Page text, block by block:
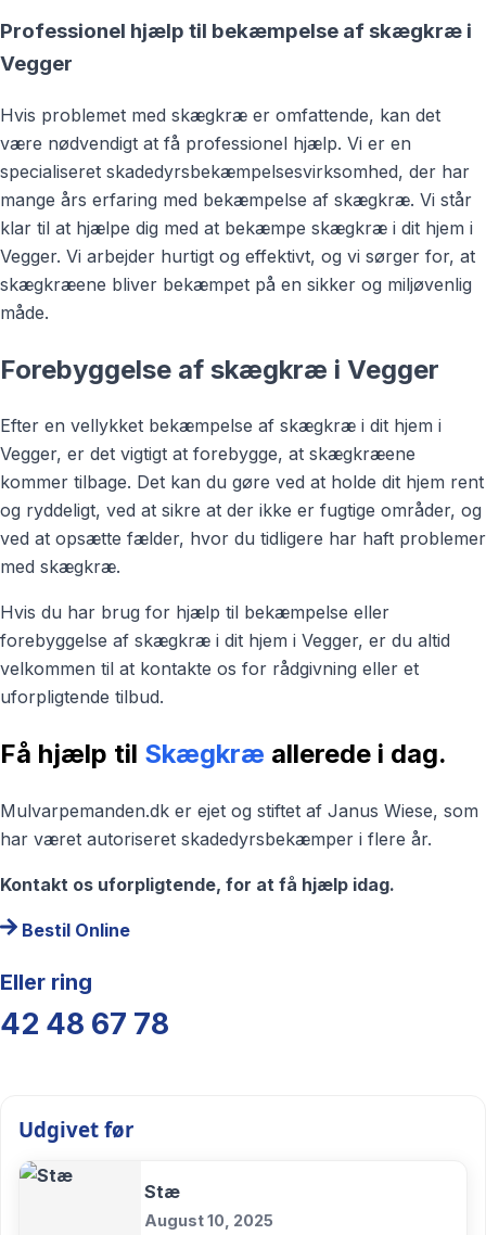
Professionel hjælp til bekæmpelse af skægkræ i
Vegger
Hvis problemet med skægkræ er omfattende, kan det
være nødvendigt at få professionel hjælp. Vi er en
specialiseret skadedyrsbekæmpelsesvirksomhed, der har
mange års erfaring med bekæmpelse af skægkræ. Vi står
klar til at hjælpe dig med at bekæmpe skægkræ i dit hjem i
Vegger. Vi arbejder hurtigt og effektivt, og vi sørger for, at
skægkræene bliver bekæmpet på en sikker og miljøvenlig
måde.
Forebyggelse af skægkræ i Vegger
Efter en vellykket bekæmpelse af skægkræ i dit hjem i
Vegger, er det vigtigt at forebygge, at skægkræene
kommer tilbage. Det kan du gøre ved at holde dit hjem rent
og ryddeligt, ved at sikre at der ikke er fugtige områder, og
ved at opsætte fælder, hvor du tidligere har haft problemer
med skægkræ.
Hvis du har brug for hjælp til bekæmpelse eller
forebyggelse af skægkræ i dit hjem i Vegger, er du altid
velkommen til at kontakte os for rådgivning eller et
uforpligtende tilbud.
Få hjælp til Skægkræ allerede i dag.
Mulvarpemanden.dk er ejet og stiftet af Janus Wiese, som
har været autoriseret skadedyrsbekæmper i flere år.
Kontakt os uforpligtende, for at få hjælp idag.
Bestil Online
Eller ring
42 48 67 78
Udgivet før
Stæ
August 10, 2025